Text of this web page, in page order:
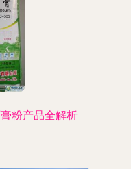
粉产品全解析